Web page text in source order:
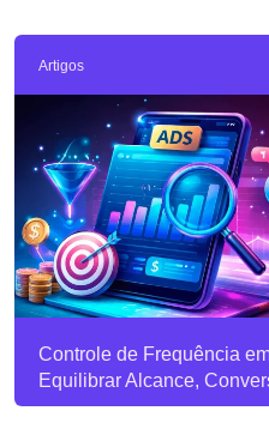
Artigos
Controle de Frequência
Equilibrar Alcance,